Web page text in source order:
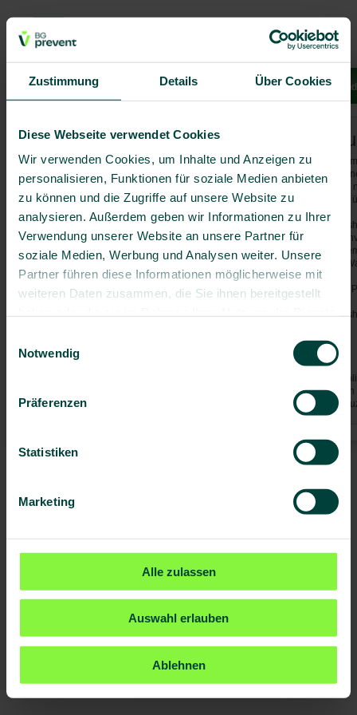
Zustimmung Details Über Cookies
Diese Webseite verwendet Cookies
Wir verwenden Cookies, um Inhalte und Anzeigen zu
personalisieren, Funktionen für soziale Medien anbieten
zu können und die Zugriffe auf unsere Website zu
analysieren. Außerdem geben wir Informationen zu Ihrer
Verwendung unserer Website an unsere Partner für
soziale Medien, Werbung und Analysen weiter. Unsere
Partner führen diese Informationen möglicherweise mit
weiteren Daten zusammen, die Sie ihnen bereitgestellt
Notwendig
Präferenzen
Statistiken
Marketing
Alle zulassen
Auswahl erlauben
Ablehnen
Leistungen Krankheiten Reisetipps
Alle vorherigen Informationen
Rechte vorbehalten. Alle
regelmäßigen Abständen auf
für Richtigkeit und Vollständigkeit
Highbury Columbus Travel
für typographische Fehler bzw.
gemachten Information haftbar
Produktnamen unterliegen dem
Weitere Informationen zu diesem
Highbury Columbus Travel
D-38104 Braunschweig
© Highbury Columbus Travel
all seiner Teile ist
Einwilligung des Verlages